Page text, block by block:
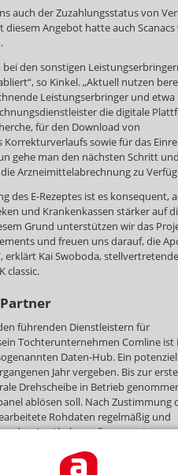
auch der Zuzahlungsstatus von
Angebot hatte auch Scanacs
bei den sonstigen
so Kinkel. „Aktuell nutzen
Leistungserbringer und etwa
die digitale
für den Download von
sowie für das
gehe man den nächsten Schritt
Arzneimittelabrechnung zu
des E-Rezeptes ist es konsequent,
und Krankenkassen stärker auf
Grund unterstützen wir das
und freuen uns darauf, die
erklärt Kai Swoboda,
classic.
führenden Dienstleistern für
Tochterunternehmen Comline ist
Daten-Hub. Ein
Jahr vergeben. Bis zur
Drehscheibe in Betrieb
ablösen soll. Nach Zustimmung
Rohdaten regelmäßig und
den Apothekensoftwaresystemen
Daten-Hub übermittelt werden.